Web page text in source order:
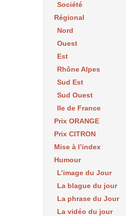
Société
Régional
Nord
Ouest
Est
Rhône Alpes
Sud Est
Sud Ouest
Ile de France
Prix ORANGE
Prix CITRON
Mise à l’index
Humour
L’image du Jour
La blague du jour
La phrase du Jour
La vidéo du jour